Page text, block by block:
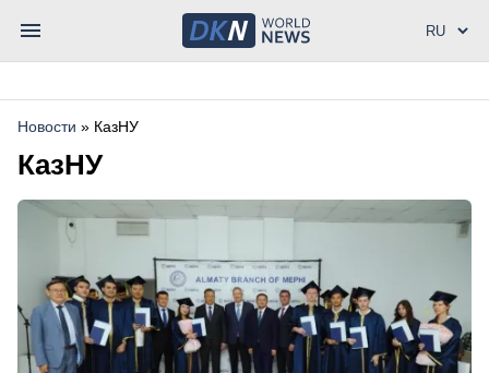
Новости » КазНУ
КазНУ